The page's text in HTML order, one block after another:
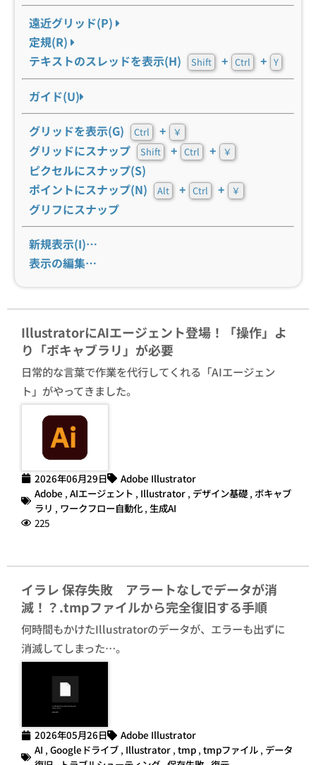
遠近グリッド(P)
定規(R)
テキストのスレッドを表示(H)
Shift + Ctrl + Y
ガイド(U)
グリッドを表示(G) Ctrl + ￥
グリッドにスナップ Shift + Ctrl + ￥
ピクセルにスナップ(S)
ポイントにスナップ(N)
Alt + Ctrl + ￥
グリフにスナップ
新規表示(I)…
表示の編集…
IllustratorにAIエージェント登場！「操作」よ
り「ボキャブラリ」が必要
日常的な言葉で作業を代行してくれる「AIエージェン
ト」がやってきました。
2026年06月29日
Adobe Illustrator
Adobe , AIエージェント , Illustrator , デザイン基礎 , ボキャブ
ラリ , ワークフロー自動化 , 生成AI
225
イラレ 保存失敗 アラートなしでデータが消
滅！？.tmpファイルから完全復旧する手順
何時間もかけたIllustratorのデータが、エラーも出ずに
消滅してしまった…。
2026年05月26日
Adobe Illustrator
AI , Googleドライブ , Illustrator , tmp , tmpファイル , データ